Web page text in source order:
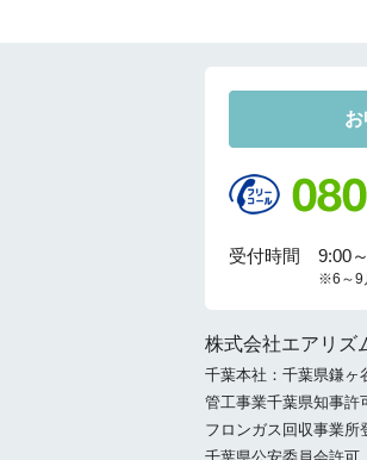
受付時間 9:00～
※6～9
株式会社エアリズ
千葉本社：千葉県鎌ヶ
管工事業千葉県知事許
フロンガス回収事業所